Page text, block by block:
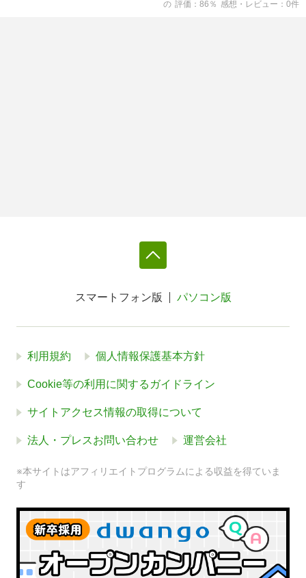
の 評価 86 ％ 感想・レビュー 0件
スマートフォン版 パソコン版
利用規約 個人情報保護基本方針
Cookie等の利用に関するガイドライン
サイトアクセス情報の取得について
法人・プレスお問い合わせ 運営会社
※本サイトはアフィリエイトプログラムによる収益を得ていま
す